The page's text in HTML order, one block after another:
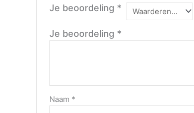
Je beoordeling *
Je beoordeling *
Naam *